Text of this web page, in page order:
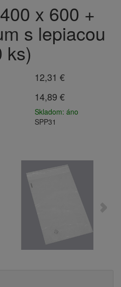
x 600 +
s lepiacou
ks)
12,31 €
14,89 €
Skladom: áno
SPP31